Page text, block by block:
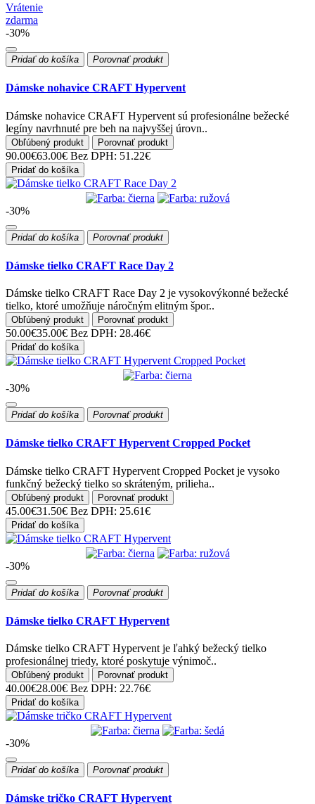
Vrátenie
zdarma
-30%
Pridať do košíka Porovnať produkt
Dámske nohavice CRAFT Hypervent
Dámske nohavice CRAFT Hypervent sú profesionálne bežecké
legíny navrhnuté pre beh na najvyššej úrovn..
Obľúbený produkt Porovnať produkt
90.00€63.00€ Bez DPH: 51.22€
Pridať do košíka
-30%
Pridať do košíka Porovnať produkt
Dámske tielko CRAFT Race Day 2
Dámske tielko CRAFT Race Day 2 je vysokovýkonné bežecké
tielko, ktoré umožňuje náročným elitným špor..
Obľúbený produkt Porovnať produkt
50.00€35.00€ Bez DPH: 28.46€
Pridať do košíka
-30%
Pridať do košíka Porovnať produkt
Dámske tielko CRAFT Hypervent Cropped Pocket
Dámske tielko CRAFT Hypervent Cropped Pocket je vysoko
funkčný bežecký tielko so skráteným, prilieha..
Obľúbený produkt Porovnať produkt
45.00€31.50€ Bez DPH: 25.61€
Pridať do košíka
-30%
Pridať do košíka Porovnať produkt
Dámske tielko CRAFT Hypervent
Dámske tielko CRAFT Hypervent je ľahký bežecký tielko
profesionálnej triedy, ktoré poskytuje výnimoč..
Obľúbený produkt Porovnať produkt
40.00€28.00€ Bez DPH: 22.76€
Pridať do košíka
-30%
Pridať do košíka Porovnať produkt
Dámske tričko CRAFT Hypervent